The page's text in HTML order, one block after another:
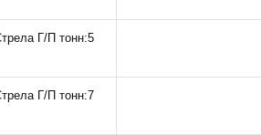
Г/П тонн:5
Г/П тонн:7